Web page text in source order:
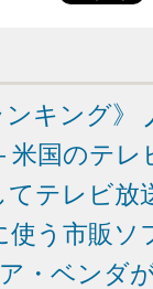
ンキング》
国のテレ
てテレビ放
う市販ソ
・ベンダ